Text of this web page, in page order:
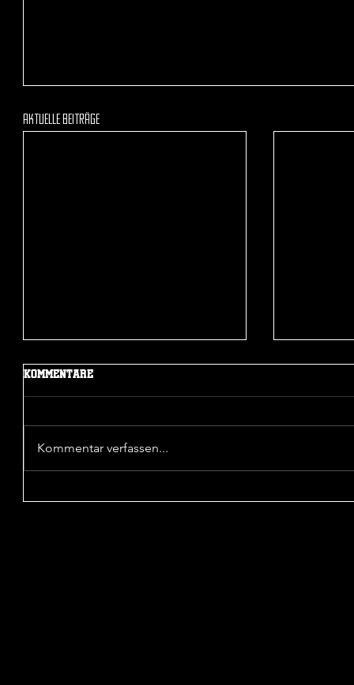
Aktuelle Beiträge
Sieg in der 1. Pokalrunde
Kommentare
Kommentar verfassen...